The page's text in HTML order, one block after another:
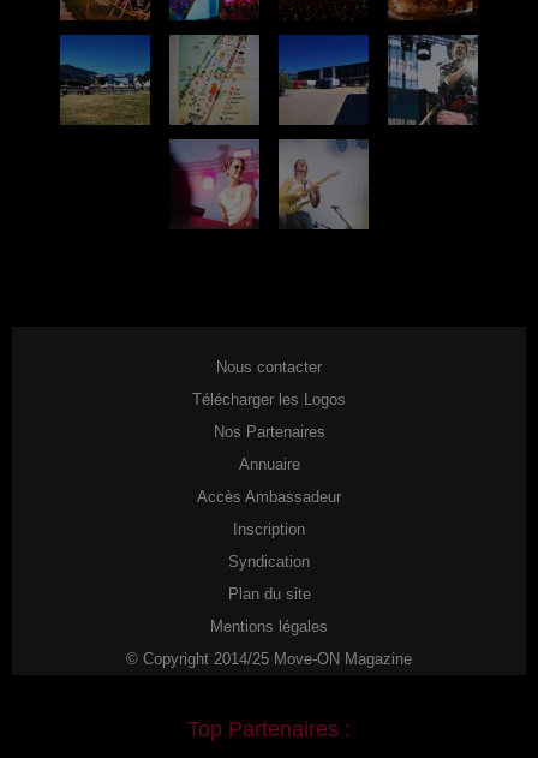
Nous contacter
Télécharger les Logos
Nos Partenaires
Annuaire
Accès Ambassadeur
Inscription
Syndication
Plan du site
Mentions légales
© Copyright 2014/25 Move-ON Magazine
Top Partenaires :